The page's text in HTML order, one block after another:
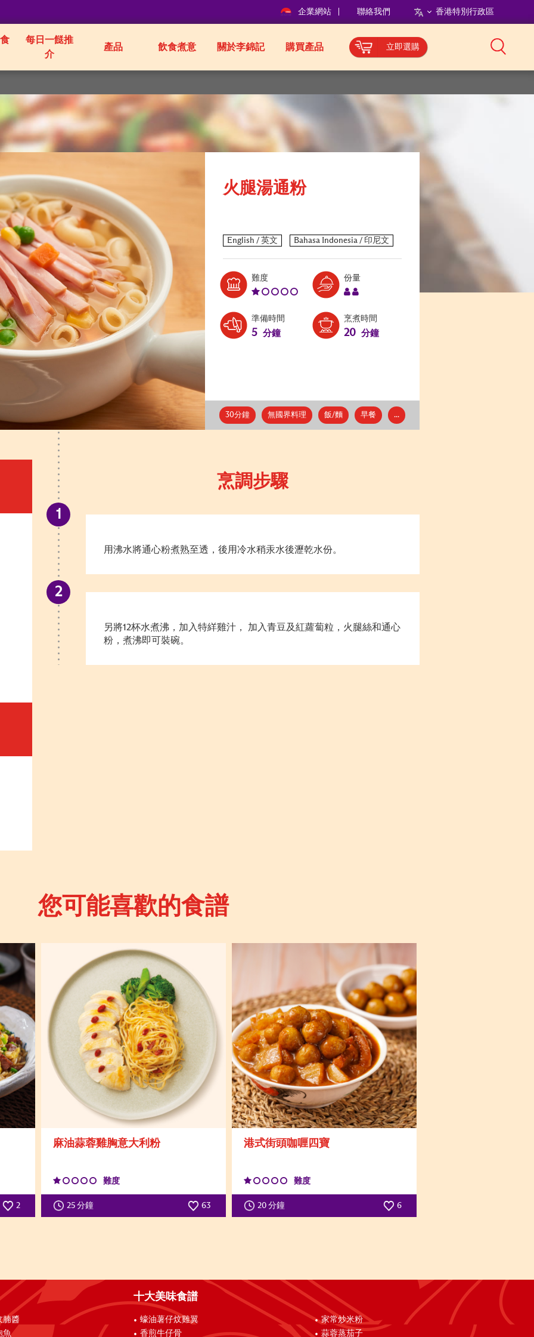
企業網站 聯絡我們 香港特別行政區
每日一餸推
介
產品 飲食煮意 關於李錦記 購買產品 立即選購
火腿湯通粉
難度Level:
份量Serves:
準備時間
5 分鐘
烹煮時間
20 分鐘
30分鐘 無國界料理 飯/麵 早餐 ...
烹調步驟
用沸水將通心粉煮熟至透，後用冷水稍汞水後瀝乾水份。
另將12杯水煮沸，加入特絴雞汁， 加入青豆及紅蘿蔔粒，火腿絲和通心
粉，煮沸即可裝碗。
您可能喜歡的食譜
2
麻油蒜蓉雞胸意大利粉
難度
25 分鐘 63
港式街頭咖喱四寶
難度
20 分鐘 6
腩醬
魚
十大美味食譜
蠔油薯仔炆雞翼
香煎牛仔骨
家常炒米粉
蒜蓉蒸茄子